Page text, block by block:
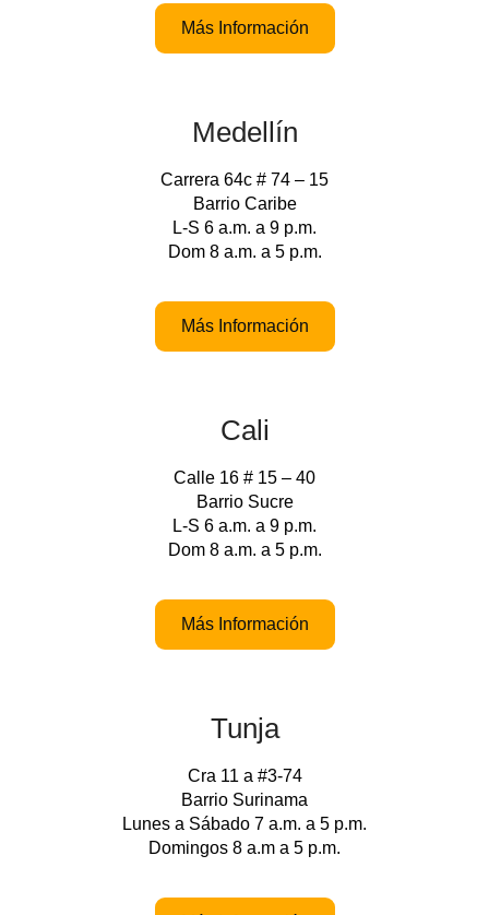
Más Información
Medellín
Carrera 64c # 74 – 15
Barrio Caribe
L-S 6 a.m. a 9 p.m.
Dom 8 a.m. a 5 p.m.
Más Información
Cali
Calle 16 # 15 – 40
Barrio Sucre
L-S 6 a.m. a 9 p.m.
Dom 8 a.m. a 5 p.m.
Más Información
Tunja
Cra 11 a #3-74
Barrio Surinama
Lunes a Sábado 7 a.m. a 5 p.m.
Domingos 8 a.m a 5 p.m.